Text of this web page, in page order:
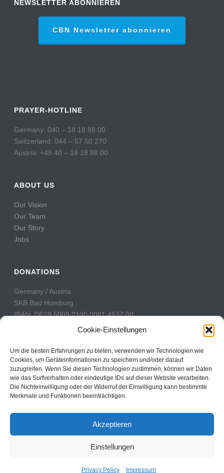
Cookie-Einstellungen
Um die besten Erfahrungen zu bieten, verwenden wir Technologien wie
Cookies, um Geräteinformationen zu speichern und/oder darauf
zuzugreifen. Wenn Sie diesen Technologien zustimmen, können wir Daten
wie das Surfverhalten oder eindeutige IDs auf dieser Website verarbeiten.
Die Nichteinwilligung oder der Widerruf der Einwilligung kann bestimmte
Merkmale und Funktionen beeinträchtigen.
Akzeptieren
Einstellungen
Privacy Policy Impressum
NEWSLETTER ABONNIEREN
CBN Newsletter abonnieren
PRAYER-HOTLINE
Germany: 040 – 18 18 88 00
Switzerland: 044 – 57 50 270
Austria: +49 40 – 18 18 88 00
ABOUT US
Our Vision
Our Team
Our Story
Jobs
DONATIONS
Germany / Austria
SKB Bad Homburg
IBAN: DE29 5009 2100 0001 4537 00
BIC: GENODE51BH2
Switzerland
PostFinance
Konto: 60-742493-7
IBAN: CH31 0900 0000 6074 2493 7
BIC: POFICHBEXXX
Contact